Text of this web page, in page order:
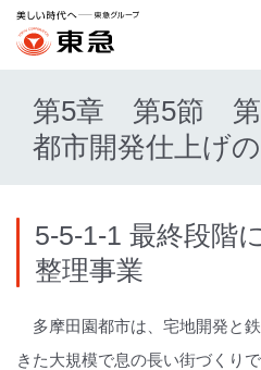
第5章 第5節
都市開発仕上げ
5-5-1-1 最終段階
整理事業
多摩田園都市は、宅地開発と
きた大規模で息の長い街づくり